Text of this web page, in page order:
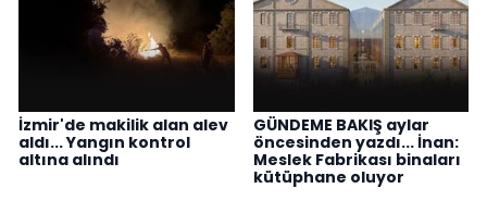
İzmir'de makilik alan alev
aldı... Yangın kontrol
altına alındı
GÜNDEME BAKIŞ aylar
öncesinden yazdı... İnan:
Meslek Fabrikası binaları
kütüphane oluyor